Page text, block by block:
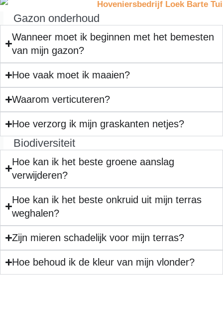
Gazon onderhoud
Wanneer moet ik beginnen met het bemesten
van mijn gazon?
Hoe vaak moet ik maaien?
Waarom verticuteren?
Hoe verzorg ik mijn graskanten netjes?
Biodiversiteit
Hoe kan ik het beste groene aanslag
verwijderen?
Hoe kan ik het beste onkruid uit mijn terras
weghalen?
Zijn mieren schadelijk voor mijn terras?
Hoe behoud ik de kleur van mijn vlonder?